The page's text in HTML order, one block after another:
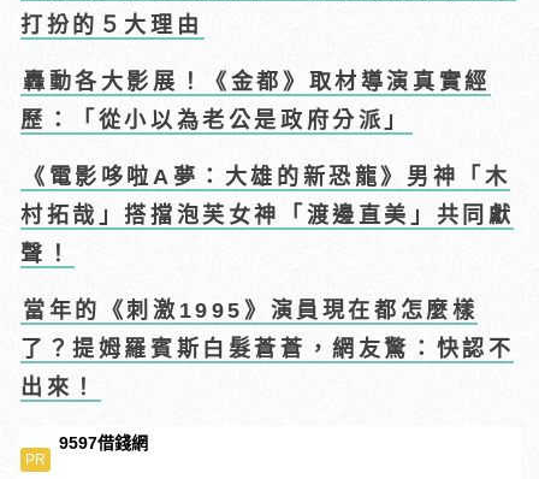
打扮的５大理由
轟動各大影展！《金都》取材導演真實經
歷：「從小以為老公是政府分派」
《電影哆啦A夢：大雄的新恐龍》男神「木
村拓哉」搭擋泡芙女神「渡邊直美」共同獻
聲！
當年的《刺激1995》演員現在都怎麼樣
了？提姆羅賓斯白髮蒼蒼，網友驚：快認不
出來！
PR
9597借錢網